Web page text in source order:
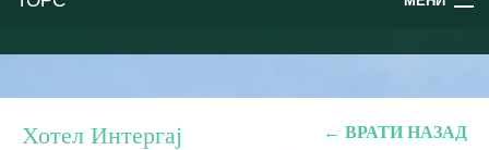
← ВРАТИ НАЗАД
Хотел Интергај